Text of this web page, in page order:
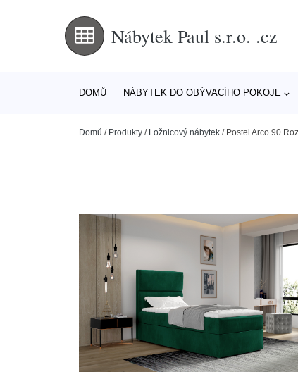
Nábytek Paul s.r.o. .cz
DOMŮ NÁBYTEK DO OBÝVACÍHO POKOJE
Domů / Produkty / Ložnicový nábytek / Postel Arco 90